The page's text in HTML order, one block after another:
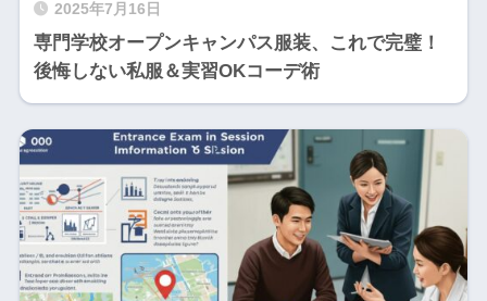
2025年7月16日
専門学校オープンキャンパス服装、これで完璧！
後悔しない私服＆実習OKコーデ術